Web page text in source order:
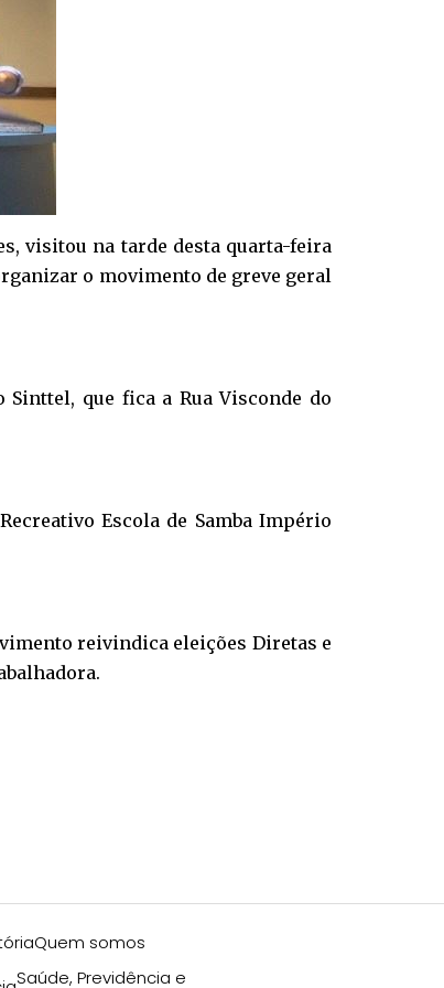
visitou na tarde desta quarta-feira
o movimento de greve geral
que fica a Rua Visconde do
Escola de Samba Império
reivindica eleições Diretas e
Quem somos
Saúde, Previdência e